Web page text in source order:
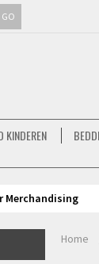
GO
KINDEREN
Merchandising
Home